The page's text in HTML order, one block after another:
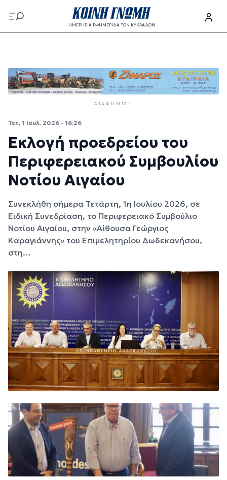
Παράκαμψη προς το κυρίως περιεχόμενο
ΗΜΕΡΗΣΙΑ ΕΦΗΜΕΡΙΔΑ ΤΩΝ ΚΥΚΛΑΔΩΝ
ΔΙΑΦΉΜΙΣΗ
Τετ, 1 Ιουλ. 2026 - 16:26
Εκλογή προεδρείου του
Περιφερειακού Συμβουλίου
Νοτίου Αιγαίου
Συνεκλήθη σήμερα Τετάρτη, 1η Ιουλίου 2026, σε
Ειδική Συνεδρίαση, το Περιφερειακό Συμβούλιο
Νοτίου Αιγαίου, στην «Αίθουσα Γεώργιος
Καραγιάννης» του Επιμελητηρίου Δωδεκανήσου,
στη…